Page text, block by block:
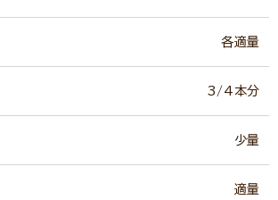
各適量
3/4本分
少量
適量